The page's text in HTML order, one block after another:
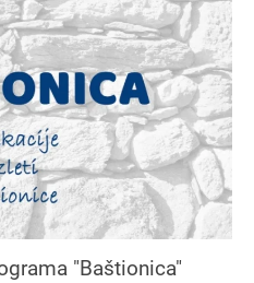
"Baštionica"